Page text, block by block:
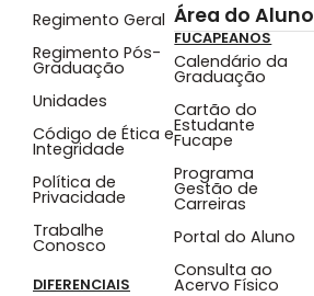
Regimento Geral
Regimento Pós-
Graduação
Unidades
Código de Ética e
Integridade
Política de
Privacidade
Trabalhe
Conosco
DIFERENCIAIS
Área do Aluno
FUCAPEANOS
Calendário da
Graduação
Cartão do
Estudante
Fucape
Programa
Gestão de
Carreiras
Portal do Aluno
Consulta ao
Acervo Físico